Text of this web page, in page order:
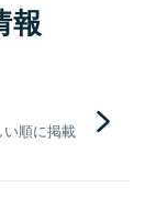
報
順に掲載